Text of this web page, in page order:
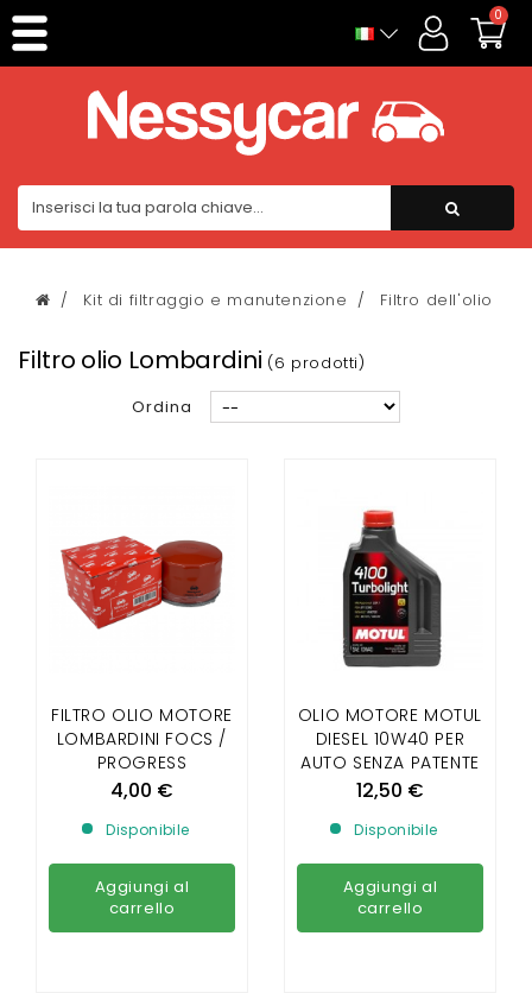
0
Kit di filtraggio e manutenzione Filtro dell'olio
Filtro olio Lombardini (6 prodotti)
Ordina
FILTRO OLIO MOTORE
LOMBARDINI FOCS /
PROGRESS
4,00 €
Disponibile
Aggiungi al
carrello
OLIO MOTORE MOTUL
DIESEL 10W40 PER
AUTO SENZA PATENTE
12,50 €
Disponibile
Aggiungi al
carrello